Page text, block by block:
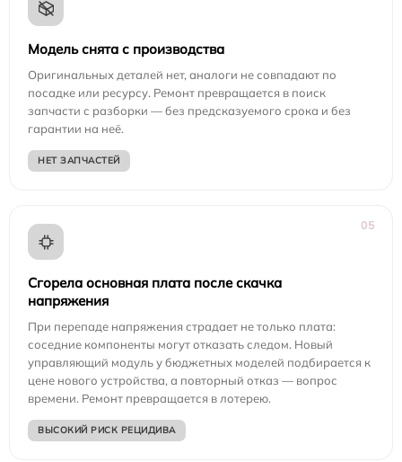
Модель снята с производства
Оригинальных деталей нет, аналоги не совпадают по
посадке или ресурсу. Ремонт превращается в поиск
запчасти с разборки — без предсказуемого срока и без
гарантии на неё.
НЕТ ЗАПЧАСТЕЙ
05
Сгорела основная плата после скачка
напряжения
При перепаде напряжения страдает не только плата:
соседние компоненты могут отказать следом. Новый
управляющий модуль у бюджетных моделей подбирается к
цене нового устройства, а повторный отказ — вопрос
времени. Ремонт превращается в лотерею.
ВЫСОКИЙ РИСК РЕЦИДИВА